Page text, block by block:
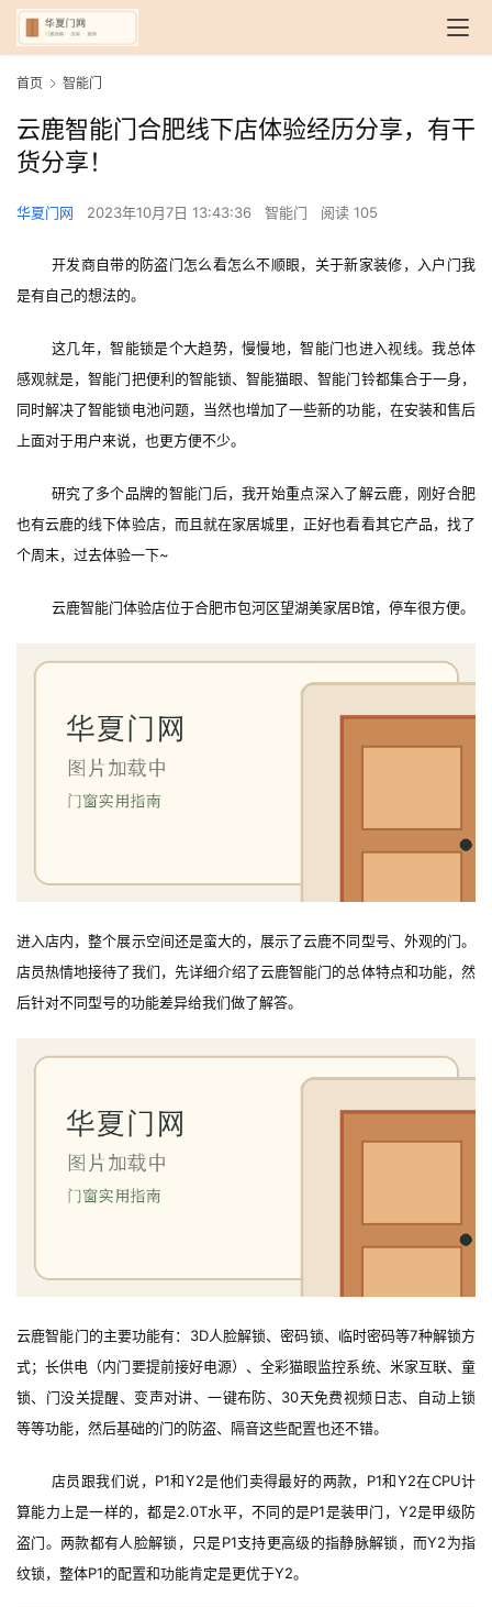
首页 智能门
云鹿智能门合肥线下店体验经历分享，有干
货分享！
华夏门网 2023年10月7日 13:43:36 智能门 阅读 105
开发商自带的防盗门怎么看怎么不顺眼，关于新家装修，入户门我
是有自己的想法的。
这几年，智能锁是个大趋势，慢慢地，智能门也进入视线。我总体
感观就是，智能门把便利的智能锁、智能猫眼、智能门铃都集合于一身，
同时解决了智能锁电池问题，当然也增加了一些新的功能，在安装和售后
上面对于用户来说，也更方便不少。
研究了多个品牌的智能门后，我开始重点深入了解云鹿，刚好合肥
也有云鹿的线下体验店，而且就在家居城里，正好也看看其它产品，找了
个周末，过去体验一下~
云鹿智能门体验店位于合肥市包河区望湖美家居B馆，停车很方便。
进入店内，整个展示空间还是蛮大的，展示了云鹿不同型号、外观的门。
店员热情地接待了我们，先详细介绍了云鹿智能门的总体特点和功能，然
后针对不同型号的功能差异给我们做了解答。
云鹿智能门的主要功能有：3D人脸解锁、密码锁、临时密码等7种解锁方
式；长供电（内门要提前接好电源）、全彩猫眼监控系统、米家互联、童
锁、门没关提醒、变声对讲、一键布防、30天免费视频日志、自动上锁
等等功能，然后基础的门的防盗、隔音这些配置也还不错。
店员跟我们说，P1和Y2是他们卖得最好的两款，P1和Y2在CPU计
算能力上是一样的，都是2.0T水平，不同的是P1是装甲门，Y2是甲级防
盗门。两款都有人脸解锁，只是P1支持更高级的指静脉解锁，而Y2为指
纹锁，整体P1的配置和功能肯定是更优于Y2。